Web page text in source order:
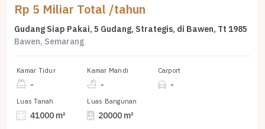
Rp 5 Miliar Total /tahun
Gudang Siap Pakai, 5 Gudang, Strategis, di Bawen, Tt 1985
Bawen, Semarang
Kamar Tidur
-
Kamar Mandi
-
Carport
-
Luas Tanah
41000 m²
Luas Bangunan
20000 m²